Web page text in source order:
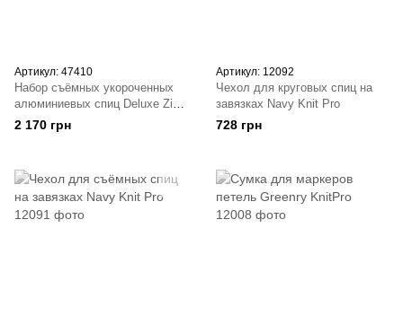
Артикул: 47410
Набор съёмных укороченных
алюминиевых спиц Deluxe Zing
Knit Pro
2 170 грн
Артикул: 12092
Чехол для круговых спиц на
завязках Navy Knit Pro
728 грн